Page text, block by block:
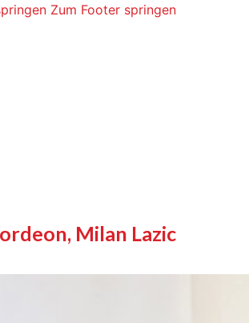
Zum Footer springen
Milan Lazic